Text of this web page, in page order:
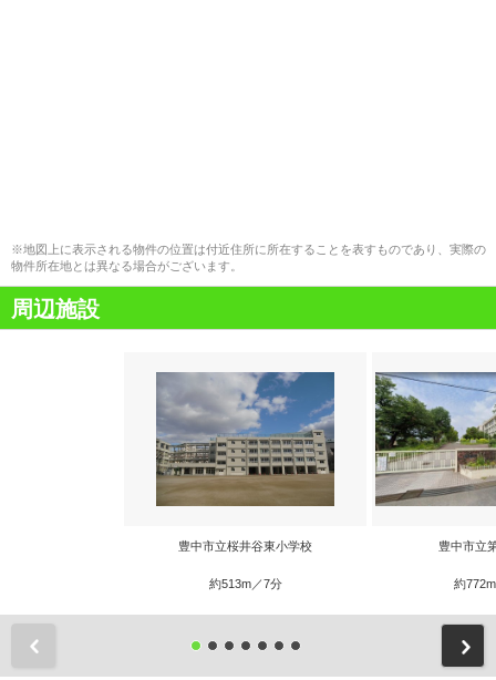
※地図上に表示される物件の位置は付近住所に所在することを表すものであり、実際の
物件所在地とは異なる場合がございます。
周辺施設
豊中市立桜井谷東小学校
約513m／7分
豊中市立
約